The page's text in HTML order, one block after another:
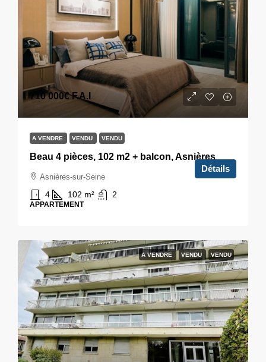
710 000€F.A.I
A VENDRE VENDU VENDU
Beau 4 pièces, 102 m2 + balcon, Asnières
Asnières-sur-Seine
4 102 m² 2
APPARTEMENT
Détails
A VENDRE VENDU VENDU